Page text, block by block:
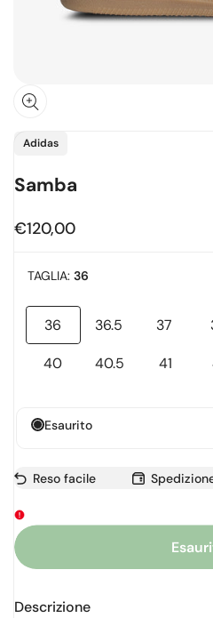
Fornitore:
Adidas
Samba
Prezzo
offerta
€120,00
TAGLIA: 36
Variante
esaurita
36
Variante
esaurita
36.5 37
Variante
40
Variante
40.5 41
Esaurito
Reso facile
Descrizione